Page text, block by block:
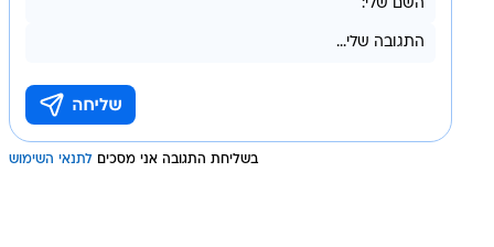
בשליחת התגובה אני מסכים לתנאי השימוש